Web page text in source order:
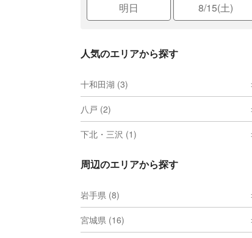
明日 8/15(土)
人気のエリアから探す
十和田湖 (3)
八戸 (2)
下北・三沢 (1)
周辺のエリアから探す
岩手県 (8)
宮城県 (16)